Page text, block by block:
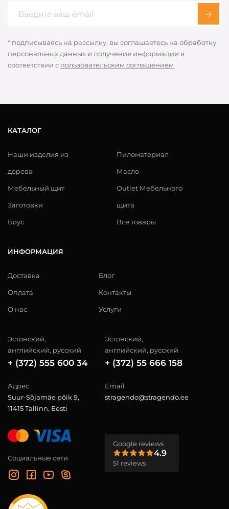
* подписываясь на рассылку, вы соглашаетесь на обработку
персональных данных и получение информации в
соответствии с пользовательским соглашением
КАТАЛОГ
Наши изделия из
дерева
Мебельный щит
Заготовки
Брус
Пиломатериал
Масло
Outlet Мебельного
щита
Все товары
ИНФОРМАЦИЯ
Доставка
Оплата
О нас
Блог
Контакты
Услуги
Эстонский,
английский, русский
+ (372) 555 600 34
Эстонский,
английский, русский
+ (372) 55 666 158
Адрес
Suur-Sõjamäe põik 9,
11415 Tallinn, Eesti
Email
stragendo@stragendo.ee
Социальные сети
Google reviews
4.9
51 reviews